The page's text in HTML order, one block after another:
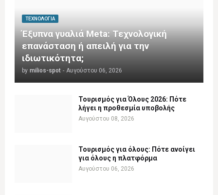
ΤΕΧΝΟΛΟΓΊΑ
Έξυπνα γυαλιά Meta: Τεχνολογική
επανάσταση ή απειλή για την
ιδιωτικότητα;
by milios-spot - Αυγούστου 06, 2026
Τουρισμός για Όλους 2026: Πότε
λήγει η προθεσμία υποβολής
Αυγούστου 08, 2026
Τουρισμός για όλους: Πότε ανοίγει
για όλους η πλατφόρμα
Αυγούστου 06, 2026